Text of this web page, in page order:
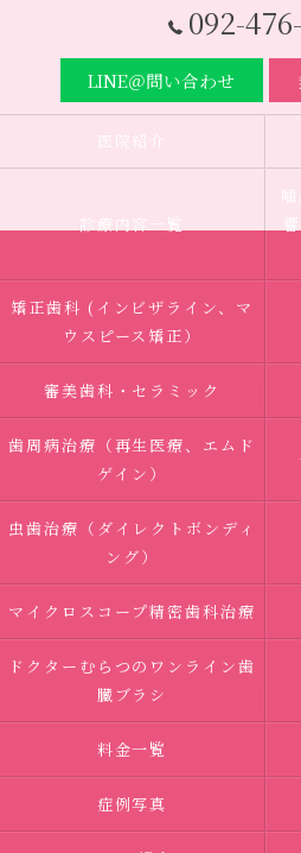
092-
LINE＠問い合わせ
医院紹介
診療内容一覧
矯正歯科 (インビザライン、マ
ウスピース矯正）
審美歯科・セラミック
歯周病治療（再生医療、エムド
ゲイン）
虫歯治療（ダイレクトボンディ
ング）
マイクロスコープ精密歯科治療
ドクターむらつのワンライン歯
臓ブラシ
料金一覧
症例写真